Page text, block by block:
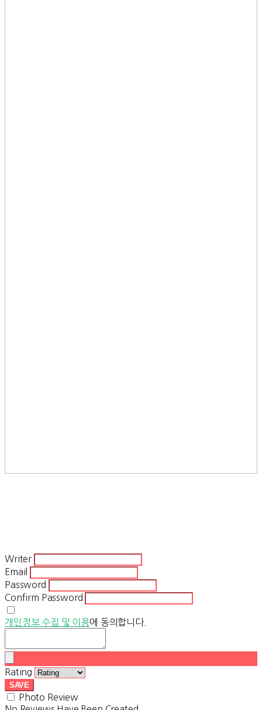
Writer
Email
Password
Confirm Password
개인정보 수집 및 이용에 동의합니다.
Rating
SAVE
Photo Review